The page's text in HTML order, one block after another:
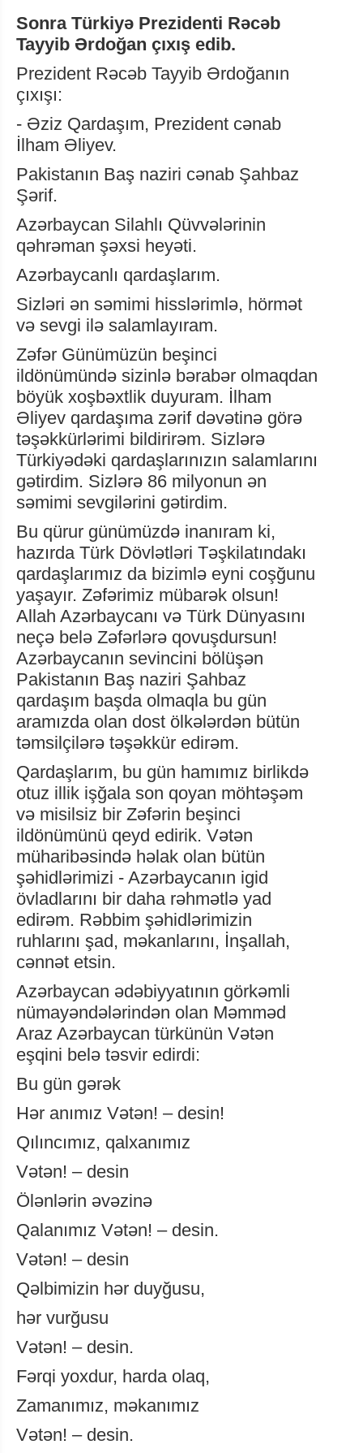
Sonra Türkiyə Prezidenti Rəcəb
Tayyib Ərdoğan çıxış edib.
Prezident Rəcəb Tayyib Ərdoğanın
çıxışı:
- Əziz Qardaşım, Prezident cənab
İlham Əliyev.
Pakistanın Baş naziri cənab Şahbaz
Şərif.
Azərbaycan Silahlı Qüvvələrinin
qəhrəman şəxsi heyəti.
Azərbaycanlı qardaşlarım.
Sizləri ən səmimi hisslərimlə, hörmət
və sevgi ilə salamlayıram.
Zəfər Günümüzün beşinci
ildönümündə sizinlə bərabər olmaqdan
böyük xoşbəxtlik duyuram. İlham
Əliyev qardaşıma zərif dəvətinə görə
təşəkkürlərimi bildirirəm. Sizlərə
Türkiyədəki qardaşlarınızın salamlarını
gətirdim. Sizlərə 86 milyonun ən
səmimi sevgilərini gətirdim.
Bu qürur günümüzdə inanıram ki,
hazırda Türk Dövlətləri Təşkilatındakı
qardaşlarımız da bizimlə eyni coşğunu
yaşayır. Zəfərimiz mübarək olsun!
Allah Azərbaycanı və Türk Dünyasını
neçə belə Zəfərlərə qovuşdursun!
Azərbaycanın sevincini bölüşən
Pakistanın Baş naziri Şahbaz
qardaşım başda olmaqla bu gün
aramızda olan dost ölkələrdən bütün
təmsilçilərə təşəkkür edirəm.
Qardaşlarım, bu gün hamımız birlikdə
otuz illik işğala son qoyan möhtəşəm
və misilsiz bir Zəfərin beşinci
ildönümünü qeyd edirik. Vətən
müharibəsində həlak olan bütün
şəhidlərimizi - Azərbaycanın igid
övladlarını bir daha rəhmətlə yad
edirəm. Rəbbim şəhidlərimizin
ruhlarını şad, məkanlarını, İnşallah,
cənnət etsin.
Azərbaycan ədəbiyyatının görkəmli
nümayəndələrindən olan Məmməd
Araz Azərbaycan türkünün Vətən
eşqini belə təsvir edirdi:
Bu gün gərək
Hər anımız Vətən! – desin!
Qılıncımız, qalxanımız
Vətən! – desin
Ölənlərin əvəzinə
Qalanımız Vətən! – desin.
Vətən! – desin
Qəlbimizin hər duyğusu,
hər vurğusu
Vətən! – desin.
Fərqi yoxdur, harda olaq,
Zamanımız, məkanımız
Vətən! – desin.